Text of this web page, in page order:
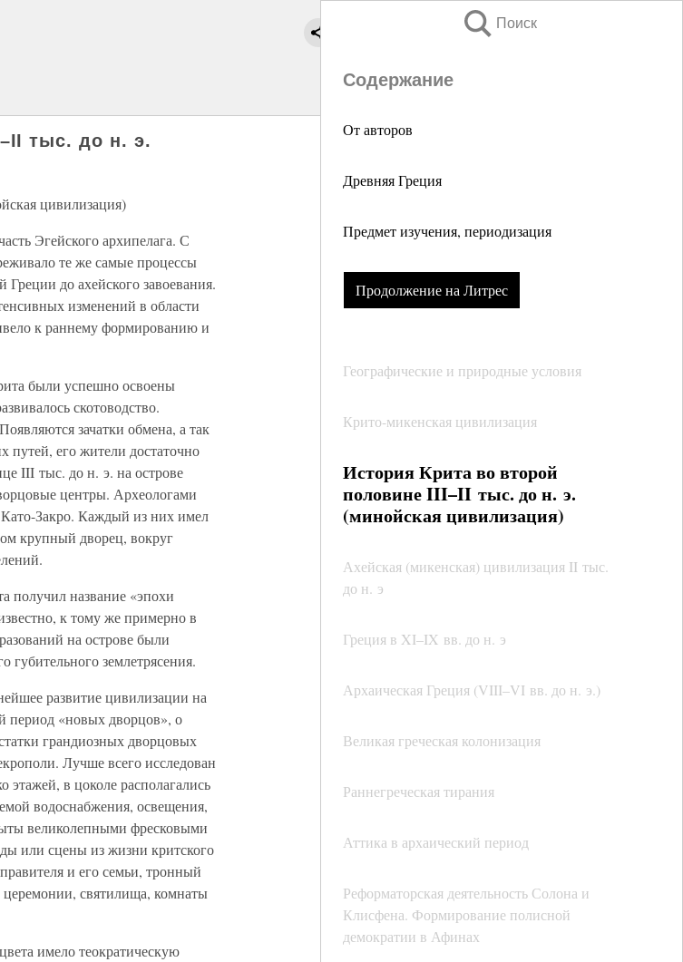
Поиск
Содержание
От авторов
Древняя Греция
Предмет изучения, периодизация
Продолжение на Литрес
Географические и природные условия
Крито-микенская цивилизация
История Крита во второй
половине III–II тыс. до н. э.
(минойская цивилизация)
Ахейская (микенская) цивилизация II тыс.
до н. э
Греция в XI–IX вв. до н. э
Архаическая Греция (VIII–VI вв. до н. э.)
Великая греческая колонизация
Раннегреческая тирания
Аттика в архаический период
Реформаторская деятельность Солона и
Клисфена. Формирование полисной
демократии в Афинах
тыс. до н. э.
цивилизация)
Эгейского архипелага. С
те же самые процессы
Греции до ахейского завоевания.
изменений в области
к раннему формированию и
были успешно освоены
скотоводство.
зачатки обмена, а так
путей, его жители достаточно
III тыс. до н. э. на острове
центры. Археологами
Закро. Каждый из них имел
крупный дворец, вокруг
название «эпохи
к тому же примерно в
на острове были
губительного землетрясения.
развитие цивилизации на
период «новых дворцов», о
грандиозных дворцовых
Лучше всего исследован
в цоколе располагались
водоснабжения, освещения,
великолепными фресковыми
или сцены из жизни критского
и его семьи, тронный
церемонии, святилища, комнаты
имело теократическую